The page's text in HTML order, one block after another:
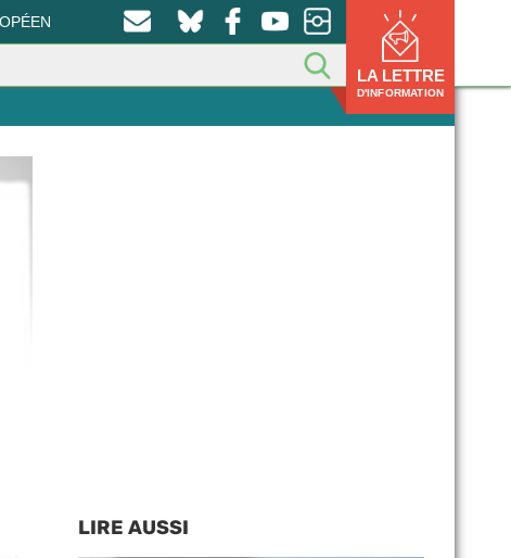
LA LETTRE
D'INFORMATION
LIRE AUSSI